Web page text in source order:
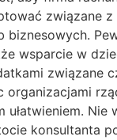
związane
biznesowych.
wsparcie w
związane
organizacjami
ułatwieniem. Nie
konsultanta